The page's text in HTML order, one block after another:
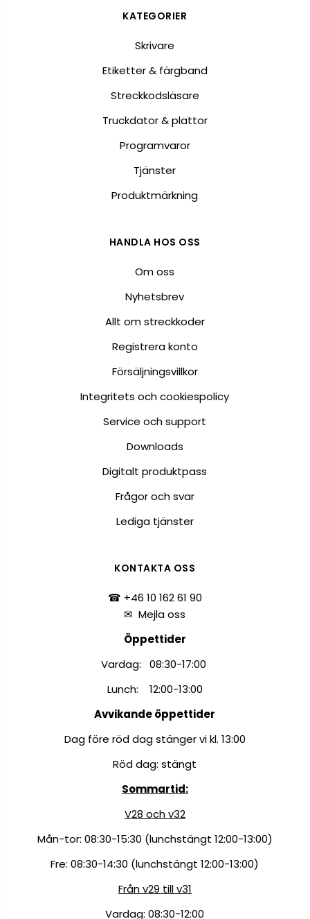
KATEGORIER
Skrivare
Etiketter & färgband
Streckkodsläsare
Truckdator & plattor
Programvaror
Tjänster
Produktmärkning
HANDLA HOS OSS
Om oss
Nyhetsbrev
Allt om streckkoder
Registrera konto
Försäljningsvillkor
Integritets och cookiespolicy
Service och support
Downloads
Digitalt produktpass
Frågor och svar
Lediga tjänster
KONTAKTA OSS
☎ +46 10 162 61 90
✉Mejla oss
Öppettider
Vardag: 08:30-17:00
Lunch: 12:00-13:00
Avvikande öppettider
Dag före röd dag stänger vi kl. 13:00
Röd dag: stängt
Sommartid:
V28 och v32
Mån-tor: 08:30-15:30 (lunchstängt 12:00-13:00)
Fre: 08:30-14:30 (lunchstängt 12:00-13:00)
Från v29 till v31
Vardag: 08:30-12:00